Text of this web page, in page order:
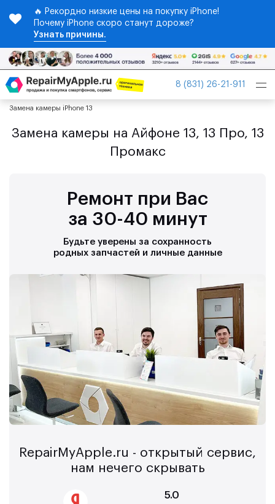
🔥 Рекордно низкие цены на покупку iPhone!
Почему iPhone скоро станут дороже?
Узнать причины.
8 (831) 26-21-911
Замена камеры iPhone 13
Замена камеры на Айфоне 13, 13 Про, 13
Промакс
Ремонт при Вас
за 30-40 минут
Будьте уверены за сохранность
родных запчастей и личные данные
RepairMyApple.ru - открытый сервис,
нам нечего скрывать
5.0